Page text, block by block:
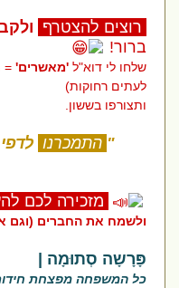
רוצים להצטרף
ברור!
שלחו לי דוא"ל'מאשרים'=
לעתים רחוקות)
ותצורפו בששון.
התמכרנולדפי
מזכירה לכם
ולשמח את החברים (וגם
פָּרָשָה סְתוּמָה |
כל המשפחה מפצחת חידות